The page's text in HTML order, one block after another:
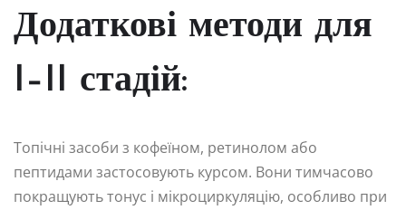
Додаткові методи для
I–II стадій:
Топічні засоби з кофеїном, ретинолом або
пептидами застосовують курсом. Вони тимчасово
покращують тонус і мікроциркуляцію, особливо при